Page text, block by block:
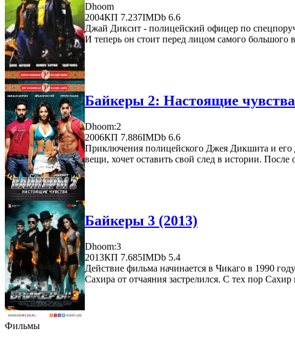
Dhoom
2004КП 7.237IMDb 6.6
Джай Диксит - полицейский офицер по
И теперь он стоит перед лицом самого большого
Байкеры 2: Настоящие
Dhoom:2
2006КП 7.886IMDb 6.6
Приключения полицейского Джея Дикшита и его
вещи, хочет оставить свой след в истории. После
Байкеры 3 (2013)
Dhoom:3
2013КП 7.685IMDb 5.4
Действие фильма начинается в Чикаго в 1990
Сахира от отчаяния застрелился. С тех пор Сахир
Фильмы